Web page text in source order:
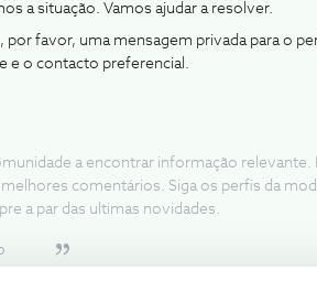
a situação. Vamos ajudar a resolver.
por favor, uma mensagem privada para o
e o contacto preferencial.
a encontrar informação
comentários. Siga os perfis da
a par das ultimas novidades.